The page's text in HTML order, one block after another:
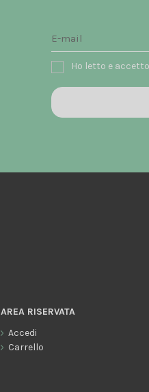
Ho letto e
AREA RISERVATA
Accedi
Carrello